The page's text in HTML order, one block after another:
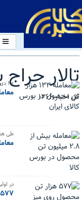
تالار حراج
کل اخبار:1366
۲۰ دی ماه رقم خورد؛
معامله ۱۳۳ هزار تن محصول در
طی
معامله بیش
در
۵۷۷ هزار تن محصول روی میز فروش می رود